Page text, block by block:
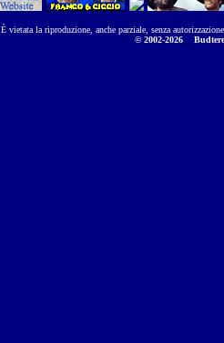
È vietata la riproduzione, anche parziale, senza
© 2002-2026